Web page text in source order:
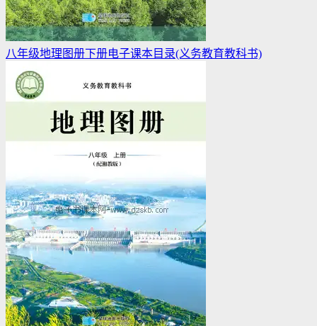
八年级地理图册下册电子课本目录(义务教育教科书)